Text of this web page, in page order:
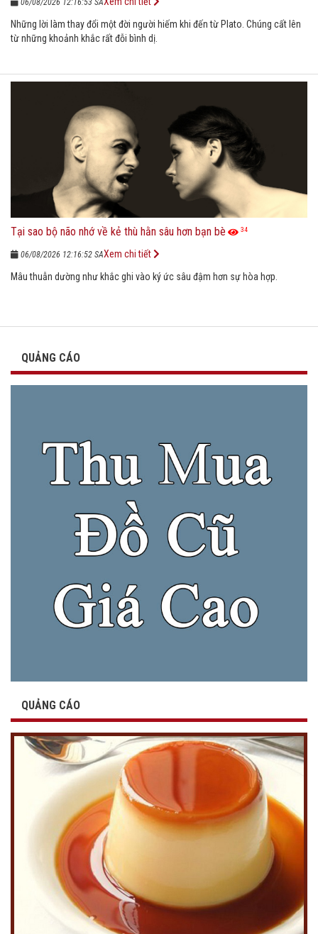
Những lời làm thay đổi một đời người hiếm khi đến từ Plato. Chúng cất lên
từ những khoảnh khắc rất đỗi bình dị.
Tại sao bộ não nhớ về kẻ thù hằn sâu hơn bạn bè 34
06/08/2026 12:16:52 SA
Mâu thuẫn dường như khắc ghi vào ký ức sâu đậm hơn sự hòa hợp.
Xem chi tiết
QUẢNG CÁO
QUẢNG CÁO